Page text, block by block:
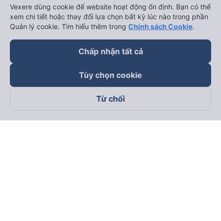
Theo dõi chúng tôi trên
Vexere dùng cookie để website hoạt động ổn định. Bạn có thể
xem chi tiết hoặc thay đổi lựa chọn bất kỳ lúc nào trong phần
Quản lý cookie. Tìm hiểu thêm trong Chính sách Cookie.
Chấp nhận tất cả
Tùy chọn cookie
Từ chối